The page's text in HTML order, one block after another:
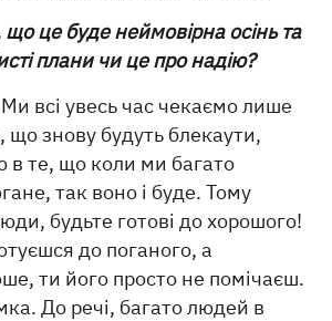
це буде неймовірна осінь та
плани чи це про надію?
всі увесь час чекаємо лише
що знову будуть блекаути,
в те, що коли ми багато
так воно і буде. Тому
будьте готові до хорошого!
до поганого, а
ти його просто не помічаєш.
До речі, багато людей в